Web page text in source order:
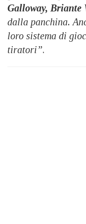
Galloway, Briante
dalla panchina.
loro sistema di
tiratori”.